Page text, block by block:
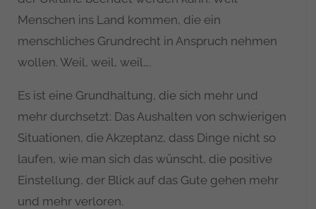
Menschen ins Land kommen, die ein
menschliches Grundrecht in Anspruch nehmen
wollen. Weil, weil, weil….
Es ist eine Grundhaltung, die sich mehr und
mehr durchsetzt: Das Aushalten von schwierigen
Situationen, die Akzeptanz, dass Dinge nicht so
laufen, wie man sich das wünscht, die positive
Einstellung, der Blick auf das Gute gehen mehr
und mehr verloren.